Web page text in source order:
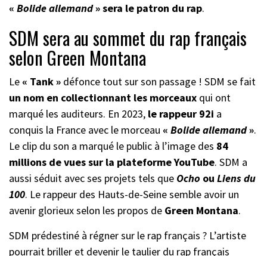
« Bolide allemand» sera le patron du rap.
SDM sera au sommet du rap français
selon Green Montana
Le « Tank » défonce tout sur son passage ! SDM se fait
un nom en collectionnant les morceaux qui ont
marqué les auditeurs. En 2023, le rappeur 92i a
conquis la France avec le morceau « Bolide allemand».
Le clip du son a marqué le public à l’image des 84
millions de vues sur la plateforme YouTube. SDM a
aussi séduit avec ses projets tels que Ocho ou Liens du
100. Le rappeur des Hauts-de-Seine semble avoir un
avenir glorieux selon les propos de Green Montana.
SDM prédestiné à régner sur le rap français ? L’artiste
pourrait briller et devenir le taulier du rap français